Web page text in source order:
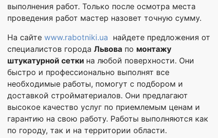
выполнения работ. Только после осмотра места
проведения работ мастер назовет точную сумму.
На сайте www.rabotniki.ua найдете предложения от
специалистов города Львова по монтажу
штукатурной сетки на любой поверхности. Они
быстро и профессионально выполнят все
необходимые работы, помогут с подбором и
доставкой стройматериалов. Они предлагают
высокое качество услуг по приемлемым ценам и
гарантию на свою работу. Работы выполняются как
по городу, так и на территории области.